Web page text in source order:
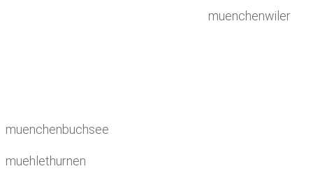
muenchenwiler
muenchenbuchsee
muehlethurnen